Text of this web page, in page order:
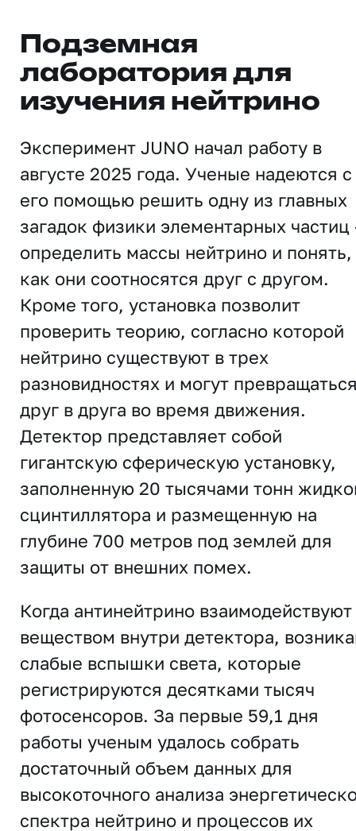
Подземная
лаборатория для
изучения нейтрино
Эксперимент JUNO начал работу в
августе 2025 года. Ученые надеются с
его помощью решить одну из главных
загадок физики элементарных частиц
определить массы нейтрино и понять,
как они соотносятся друг с другом.
Кроме того, установка позволит
проверить теорию, согласно которой
нейтрино существуют в трех
разновидностях и могут
друг в друга во время движения.
Детектор представляет собой
гигантскую сферическую установку,
заполненную 20 тысячами тонн
сцинтиллятора и размещенную на
глубине 700 метров под землей для
защиты от внешних помех.
Когда антинейтрино взаимодействуют
веществом внутри детектора,
слабые вспышки света, которые
регистрируются десятками тысяч
фотосенсоров. За первые 59,1 дня
работы ученым удалось собрать
достаточный объем данных для
высокоточного анализа
спектра нейтрино и процессов их